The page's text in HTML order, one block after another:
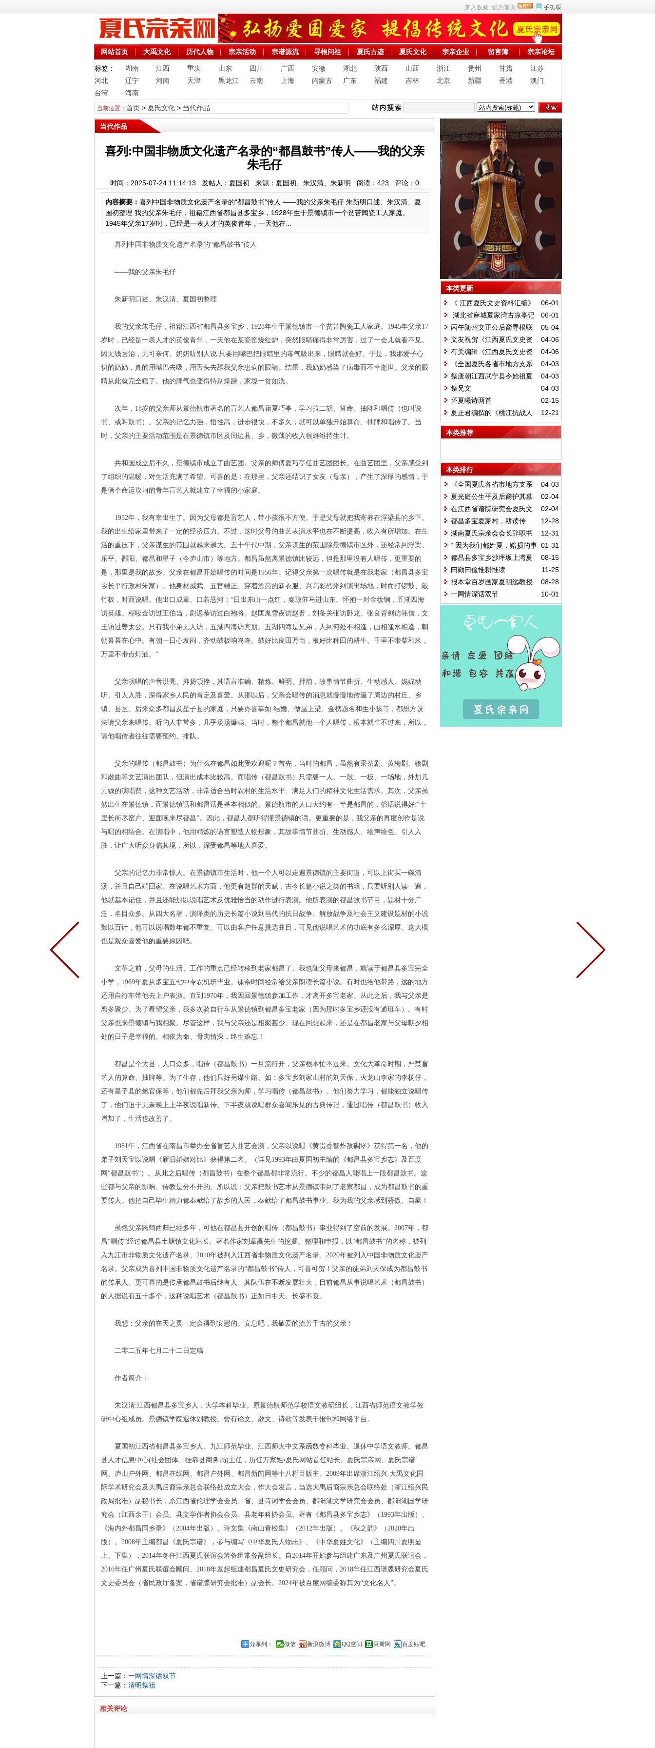
加入收藏 设为首页
网站首页 大禹文化 历代人物 宗亲活动 宗谱源流 寻根问祖 夏氏古迹 夏氏文化 宗亲企业 留言簿 宗亲论坛
标签： 湖南 江西 重庆 山东 四川 广西 安徽 湖北 陕西 山西 浙江 贵州 甘肃
江苏
河北
辽宁 河南 天津 黑龙江 云南 上海 内蒙古 广东 福建 吉林 北京 新疆 香港
澳门
台湾
海南
当前位置： 首页> 夏氏文化> 当代作品
当代作品
喜列:中国非物质文化遗产名录的“都昌鼓书”传人——我的父亲
朱毛仔
时间：2025-07-24 11:14:13 发帖人：夏国初 来源：夏国初、朱汉清、朱新明 阅读： 423 评论： 0
内容摘要： 喜列中国非物质文化遗产名录的“都昌鼓书”传人 ——我的父亲朱毛仔 朱新明口述、朱汉清、夏
国初整理 我的父亲朱毛仔，祖籍江西省都昌县多宝乡，1928年生于景德镇市一个贫苦陶瓷工人家庭。
1945年父亲17岁时，已经是一表人才的英俊青年，一天他在...
喜列中国非物质文化遗产名录的“都昌鼓书”传人
——我的父亲朱毛仔
朱新明口述、朱汉清、夏国初整理
我的父亲朱毛仔，祖籍江西省都昌县多宝乡，1928年生于景德镇市一个贫苦陶瓷工人家庭。1945年父亲17
岁时，已经是一表人才的英俊青年，一天他在某瓷窑烧红炉，突然眼睛痛得非常厉害，过了一会儿就看不见。
因无钱医治，无可奈何。奶奶听别人说:只要用嘴巴把眼睛里的毒气吸出来，眼睛就会好。于是，我那爱子心
切的奶奶，真的用嘴巴去吸，用舌头去舔我父亲患病的眼睛。结果，我奶奶感染了病毒而不幸逝世。父亲的眼
睛从此就完全瞎了。他的脾气也变得特别爆躁，家境一贫如洗。
次年，18岁的父亲师从景德镇市著名的盲艺人都昌藉夏巧亭，学习拉二胡、算命、抽牌和唱传（也叫说
书、或叫鼓书）。父亲的记忆力强，悟性高，进步很快，不多久，就可以单独开始算命、抽牌和唱传了。当
时，父亲的主要活动范围是在景德镇市区及周边县、乡，微薄的收入很难维持生计。
共和国成立后不久，景德镇市成立了曲艺团。父亲的师傅夏巧亭任曲艺团团长。在曲艺团里，父亲感受到
了组织的温暖，对生活充满了希望。可喜的是：在那里，父亲还结识了女友（母亲），产生了深厚的感情，于
是俩个命运坎坷的青年盲艺人就建立了幸福的小家庭。
1952年，我有幸出生了。因为父母都是盲艺人，带小孩很不方便。于是父母就把我寄养在浮梁县的乡下。
我的出生给家里带来了一定的经济压力。不过，这时父母的曲艺表演水平也在不断提高，收入有所增加。在生
活的重压下，父亲谋生的范围就越来越大。五十年代中期，父亲谋生的范围除景德镇市区外，还经常到浮梁、
乐平、鄱阳、都昌和星子（今庐山市）等地方。都昌虽然离景德镇比较远，但是那里没有人唱传，更重要的
是，那里是我的故乡。父亲在都昌开始唱传的时间是1956年。记得父亲第一次唱传就是在我老家（都昌县多宝
乡长平行政村朱家）。他身材威武、五官端正、穿着漂亮的新衣服、兴高彩烈来到演出场地，时而打锣鼓、敲
竹板，时而说唱。他出口成章、口若悬河：“日出东山一点红，秦琼催马进山东。怀抱一对金妆锏，五湖四海
访英雄。程咬金访过王伯当，尉迟恭访过白袍将。赵匡胤雪夜访赵普，刘备关张访卧龙。张良背剑访韩信，文
王访过姜太公。只有我小弟无人访，五湖四海访宾朋。五湖四海是兄弟，人到何处不相逢，山相逢水相逢，朝
朝暮暮在心中。有朝一日心发闷，齐动鼓板响咚咚。鼓好比良田万亩，板好比种田的耕牛。千里不带柴和米，
万里不带点灯油。”
父亲演唱的声音洪亮、抑扬顿挫，其语言准确、精炼、鲜明、押韵，故事情节曲折、生动感人、娓娓动
听、引人入胜，深得家乡人民的肯定及喜爱。从那以后，父亲会唱传的消息就慢慢地传遍了周边的村庄、乡
镇、县区。后来众多都昌及星子县的家庭，只要办喜事如:结婚、做屋上梁、金榜题名和生小孩等，都想方设
法请父亲来唱传。听的人非常多，几乎场场爆满。当时，整个都昌就他一个人唱传，根本就忙不过来，所以，
请他唱传者往往需要预约、排队。
父亲的唱传（都昌鼓书）为什么在都昌如此受欢迎呢？首先，当时的都昌，虽然有采茶剧、黄梅剧、赣剧
和散曲等文艺演出团队，但演出成本比较高。而唱传（都昌鼓书）只需要一人、一鼓、一板、一场地，外加几
元钱的演唱费，这种文艺活动，非常适合当时农村的生活水平、满足人们的精神文化生活需求。其次，父亲虽
然出生在景德镇，而景德镇话和都昌话是基本相似的。景德镇市的人口大约有一半是都昌的，俗话说得好:“十
里长街尽窑户、迎面唤来尽都昌”。因此，都昌人都听得懂景德镇的话。更重要的是，我父亲的再度创作是说
与唱的相结合。在演唱中，他用精炼的语言塑造人物形象，其故事情节曲折、生动感人、绘声绘色、引人入
胜，让广大听众身临其境，所以，深受都昌等地人喜爱。
父亲的记忆力非常惊人。在景德镇市生活时，他一个人可以走遍景德镇的主要街道，可以上街买一碗清
汤，并且自己端回家。在说唱艺术方面，他更有超群的天赋，古今长篇小说之类的书籍，只要听别人读一遍，
他就基本记住，并且还能加以说唱艺术及优雅恰当的动作进行表演。他所表演的都昌故书节目，题材十分广
泛，名目众多。从四大名著，演绎类的历史长篇小说到当代的抗日战争、解放战争及社会主义建设题材的小说
数以百计，他可以说唱数年都不重复。可以由客户任意挑选曲目，可见他说唱艺术的功底有多么深厚。这大概
也是观众喜爱他的重要原因吧。
文革之前，父母的生活、工作的重点已经转移到老家都昌了。我也随父母来都昌，就读于都昌县多宝完全
小学，1969年夏从多宝五七中专农机班毕业。课余时间经常给父亲朗读长篇小说。有时也给他带路，远的地方
还用自行车带他去上户表演。直到1970年，我因回景德镇参加工作，才离开多宝老家。从此之后，我与父亲是
离多聚少。为了看望父亲，我多次骑自行车从景德镇到都昌多宝老家（因为那时多宝乡还没有通班车）。有时
父亲也来景德镇与我相聚。尽管这样，我与父亲还是相聚甚少。现在回想起来，还是在都昌老家与父母朝夕相
处的日子是幸福的。相依为命、骨肉情深，终生难忘！
都昌是个大县，人口众多，唱传（都昌鼓书）一旦流行开，父亲根本忙不过来。文化大革命时期，严禁盲
艺人的算命、抽牌等。为了生存，他们只好另谋生路。如：多宝乡刘家山村的刘天保，火龙山李家的李杨仔，
还有星子县的鲍官保等，他们都先后拜我父亲为师，学习唱传（都昌鼓书）。他们努力学习，都能独立说唱传
了，他们迫于无奈晚上上半夜说唱新传、下半夜就说唱群众喜闻乐见的古典传记，通过唱传（都昌鼓书）收入
增加了，生活也改善了。
1981年，江西省在南昌市举办全省盲艺人曲艺会演，父亲以说唱《黄贵香智炸敌碉堡》获得第一名，他的
弟子刘天宝以说唱《新旧婚姻对比》获得第二名。（详见1993年由夏国初主编的《都昌县多宝乡志》及百度
网“都昌鼓书”）。从此之后唱传（都昌鼓书）在整个都昌都非常流行。不少的都昌人能唱上一段都昌鼓书。这
些都与父亲的影响、传教是分不开的。所以说：父亲把鼓书艺术从景德镇带到了老家都昌，成为都昌鼓书的重
要传人。他把自己毕生精力都奉献给了故乡的人民，奉献给了都昌鼓书事业。我为我的父亲感到骄傲、自豪！
虽然父亲跨鹤西归已经多年，可他在都昌县开创的唱传（都昌鼓书）事业得到了空前的发展。2007年，都
昌“唱传”经过都昌县土塘镇文化站长、著名作家刘章高先生的挖掘、整理和申报，以“都昌鼓书”的名称，被列
入九江市非物质文化遗产名录、2010年被列入江西省非物质文化遗产名录、2020年被列入中国非物质文化遗产
名录。父亲成为喜列中国非物质文化遗产名录的“都昌鼓书”传人，可喜可贺！父亲的徒弟刘天保成为都昌鼓书
的传承人。更可喜的是传承都昌鼓书后继有人、其队伍在不断发展壮大，目前都昌从事说唱艺术（都昌鼓书）
的人据说有五十多个，这种说唱艺术（都昌鼓书）正如日中天、长盛不衰。
我想：父亲的在天之灵一定会得到安慰的。安息吧，我敬爱的流芳千古的父亲！
二零二五年七月二十二日定稿
作者简介：
朱汉清:江西都昌县多宝乡人，大学本科毕业。原景德镇师范学校语文教研组长，江西省师范语文教学教
研中心组成员。景德镇学院退休副教授。曾有论文、散文、诗歌等发表于报刊和网络平台。
夏国初江西省都昌县多宝乡人、九江师范毕业、江西师大中文系函数专科毕业。退休中学语文教师。都昌
县人才信息中心(社会团体、挂靠县商务局)主任，历任万家姓•夏氏网站首任站长、夏氏宗亲网、夏氏宗谱
网、庐山户外网、都昌在线网、都昌户外网、都昌新闻网等十八栏目版主。2009年出席浙江绍兴.大禹文化国
际学术研究会及大禹后裔宗亲总会联络处成立大会，作大会发言，当选大禹后裔宗亲总会联络处（浙江绍兴民
政局批准）副秘书长，系江西省伦理学会会员、省、县诗词学会会员、鄱阳湖文学研究会会员、鄱阳湖国学研
究会（江西余干）会员、县文学作者协会会员、县老年科协会员。著有《都昌县多宝乡志》（1993年出版）、
《海内外都昌同乡录》（2004年出版）、诗文集《南山青松集》（2012年出版）、《秋之韵》（2020年出
版）。2008年主编都昌《夏氏宗谱》，参与编写《中华夏氏人物志》、《中华夏姓文化》（主编四川夏明显
上、下集），2014年冬任江西夏氏联谊会筹备组常务副组长。自2014年开始参与组建广东及广州夏氏联谊会，
2016年任广州夏氏联谊会顾问、2018年发起组建都昌夏氏文史研究会，任顾问，2018年任江西谱牒研究会夏氏
文史委员会（省民政厅备案，省谱牒研究会批准）副会长。2024年被百度网编委称其为“文化名人”。
分享到： 微信 新浪微博 QQ空间 豆瓣网 百度贴吧
上一篇： 一网情深话双节
下一篇： 清明祭祖
相关评论
本类更新
06-01
《 江西夏氏文史资料汇编》
终于出版发行
06-01
湖北省麻城夏家湾古凉亭记
05-04
丙午随州文正公后裔寻根联
谊长歌
04-06
文友祝贺《江西夏氏文史资
料汇编》出版
04-06
有关编辑《江西夏氏文史资
料汇编》讨论意见建议
04-03
《全国夏氏各省市地方支系
及字辈汇编》序言
04-03
祭唐朝江西武宁县令始祖夏
光庭公文
04-03
祭兄文
02-15
怀夏曦诗两首
12-21
夏正君编撰的《桃江抗战人
物》出版
本类推荐
本类排行
04-03
《全国夏氏各省市地方支系
及字辈汇编》序言
02-04
夏光庭公生平及后裔护其墓
记
02-04
在江西省谱牒研究会夏氏文
史委员会成立大会上的总结性发言
12-28
都昌多宝夏家村，耕读传
家、人才辈出
12-31
湖南夏氏宗亲会会长辞职书
01-31
“ 因为我们都姓夏，赔损的事
情就算了吧!”
08-15
都昌县多宝乡沙坪坂上湾夏
家村重建祖堂序（讨论稿）
11-25
曰勤曰俭惟耕惟读
08-28
报本堂百岁画家夏明远教授
艺术年表
10-01
一网情深话双节